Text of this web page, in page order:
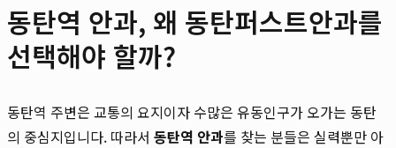
동탄역 안과, 왜 동탄퍼스트안과를
선택해야 할까?
동탄역 주변은 교통의 요지이자 수많은 유동인구가 오가는 동탄
의 중심지입니다. 따라서 동탄역 안과를 찾는 분들은 실력뿐만 아